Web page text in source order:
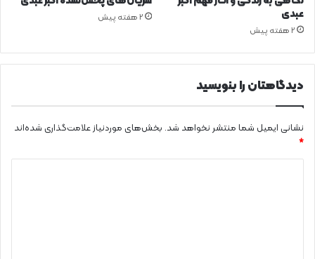
عبدی
2 هفته پیش
2 هفته پیش
دیدگاهتان را بنویسید
نشانی ایمیل شما منتشر نخواهد شد. بخش‌های موردنیاز علامت‌گذاری شده‌اند
*